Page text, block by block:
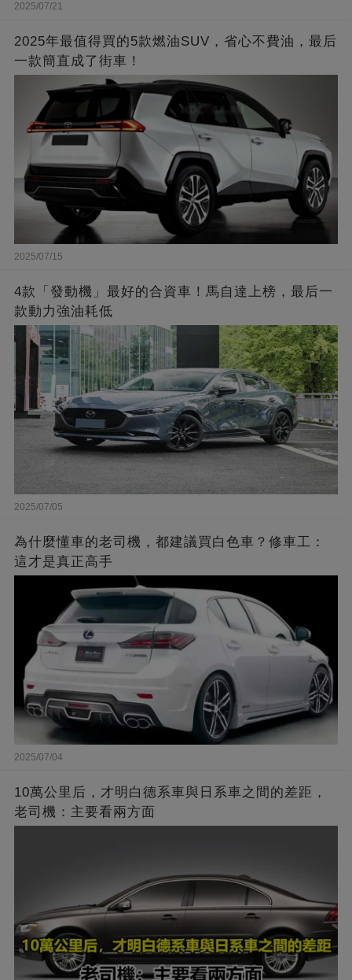
2025/07/21
2025年最值得買的5款燃油SUV，省心不費油，最后
一款簡直成了街車！
2025/07/15
4款「發動機」最好的合資車！馬自達上榜，最后一
款動力強油耗低
2025/07/05
為什麼懂車的老司機，都建議買白色車？修車工：
這才是真正高手
2025/07/04
10萬公里后，才明白德系車與日系車之間的差距，
老司機：主要看兩方面